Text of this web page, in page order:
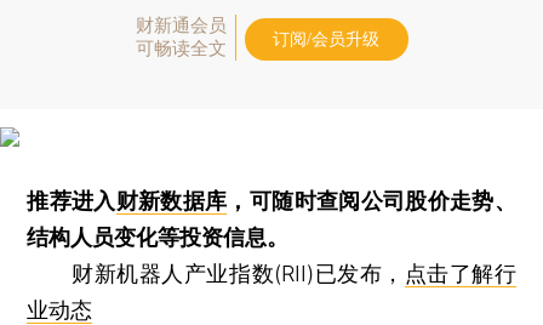
财新通会员
可畅读全文
订阅/会员升级
推荐进入财新数据库 ，可随时查阅公司股价走势、
结构人员变化等投资信息。
财新机器人产业指数(RII)已发布， 点击了解行
业动态